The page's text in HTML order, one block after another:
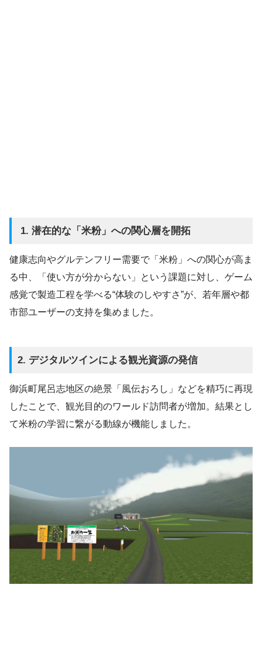
1. 潜在的な「米粉」への関心層を開拓
健康志向やグルテンフリー需要で「米粉」への関心が高ま
る中、「使い方が分からない」という課題に対し、ゲーム
感覚で製造工程を学べる“体験のしやすさ”が、若年層や都
市部ユーザーの支持を集めました。
2. デジタルツインによる観光資源の発信
御浜町尾呂志地区の絶景「風伝おろし」などを精巧に再現
したことで、観光目的のワールド訪問者が増加。結果とし
て米粉の学習に繋がる動線が機能しました。